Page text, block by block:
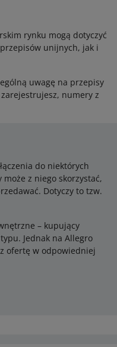
rynku mogą dotyczyć
unijnych, jak i
uwagę na przepisy
zarejestrujesz, numery z
do niektórych
może z niego skorzystać,
Dotyczy to tzw.
– kupujący
Jednak na Allegro
ofertę w odpowiedniej